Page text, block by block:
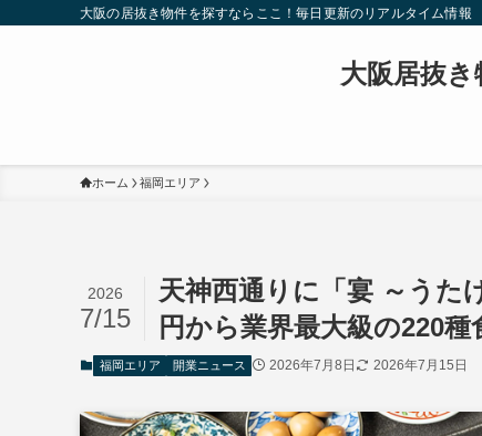
大阪の居抜き物件を探すならここ！毎日更新のリアルタイム情報
大阪居抜
ホーム 福岡エリア
天神西通りに「宴 ～うた
円から業界最大級の220
2026
7/15
福岡エリア 開業ニュース 2026年7月8日 2026年7月15日